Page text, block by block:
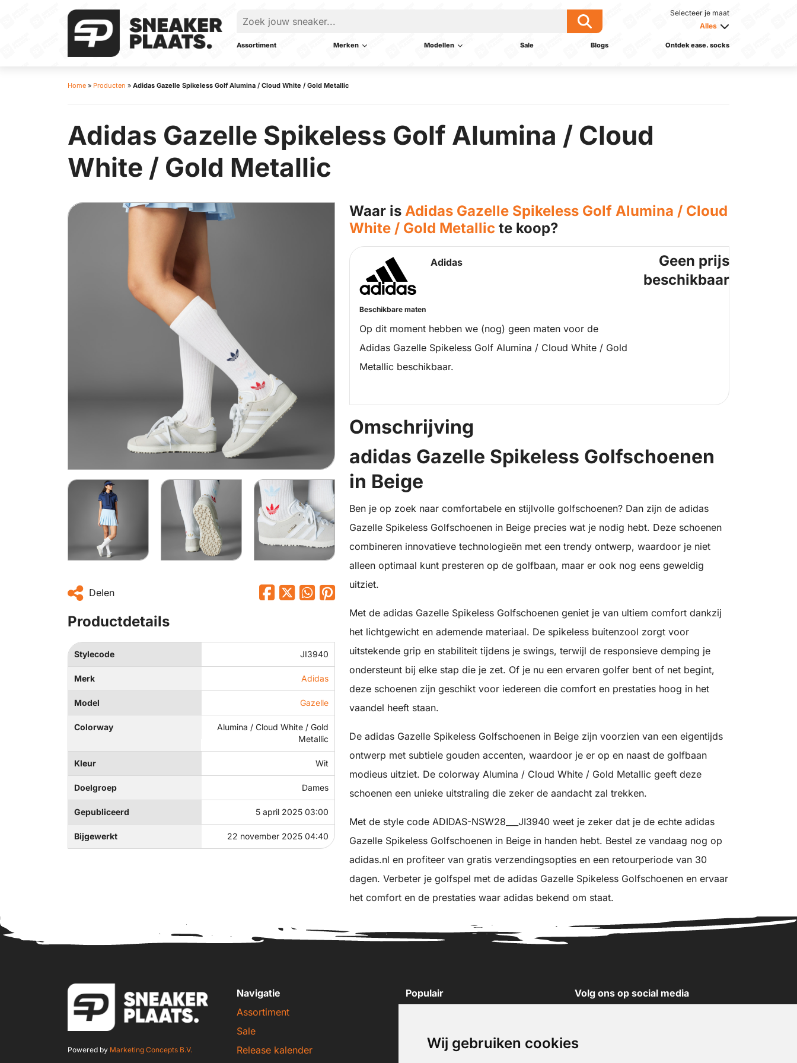
Wij gebruiken cookies
Selecteer je maat
Alles
Assortiment Merken Modellen Sale Blogs Ontdek ease. socks
Home » Producten » Adidas Gazelle Spikeless Golf Alumina / Cloud White / Gold Metallic
Adidas Gazelle Spikeless Golf Alumina / Cloud
White / Gold Metallic
Delen
Productdetails
Stylecode JI3940
Merk Adidas
Model Gazelle
Colorway
Alumina / Cloud White / Gold
Metallic
Kleur Wit
Doelgroep Dames
Gepubliceerd 5 april 2025 03:00
Bijgewerkt 22 november 2025 04:40
Waar is Adidas Gazelle Spikeless Golf Alumina / Cloud
White / Gold Metallic te koop?
Adidas
Beschikbare maten
Op dit moment hebben we (nog) geen maten voor de
Adidas Gazelle Spikeless Golf Alumina / Cloud White / Gold
Metallic beschikbaar.
Geen prijs
beschikbaar
Omschrijving
adidas Gazelle Spikeless Golfschoenen
in Beige
Ben je op zoek naar comfortabele en stijlvolle golfschoenen? Dan zijn de adidas
Gazelle Spikeless Golfschoenen in Beige precies wat je nodig hebt. Deze schoenen
combineren innovatieve technologieën met een trendy ontwerp, waardoor je niet
alleen optimaal kunt presteren op de golfbaan, maar er ook nog eens geweldig
uitziet.
Met de adidas Gazelle Spikeless Golfschoenen geniet je van ultiem comfort dankzij
het lichtgewicht en ademende materiaal. De spikeless buitenzool zorgt voor
uitstekende grip en stabiliteit tijdens je swings, terwijl de responsieve demping je
ondersteunt bij elke stap die je zet. Of je nu een ervaren golfer bent of net begint,
deze schoenen zijn geschikt voor iedereen die comfort en prestaties hoog in het
vaandel heeft staan.
De adidas Gazelle Spikeless Golfschoenen in Beige zijn voorzien van een eigentijds
ontwerp met subtiele gouden accenten, waardoor je er op en naast de golfbaan
modieus uitziet. De colorway Alumina / Cloud White / Gold Metallic geeft deze
schoenen een unieke uitstraling die zeker de aandacht zal trekken.
Met de style code ADIDAS-NSW28___JI3940 weet je zeker dat je de echte adidas
Gazelle Spikeless Golfschoenen in Beige in handen hebt. Bestel ze vandaag nog op
adidas.nl en profiteer van gratis verzendingsopties en een retourperiode van 30
dagen. Verbeter je golfspel met de adidas Gazelle Spikeless Golfschoenen en ervaar
het comfort en de prestaties waar adidas bekend om staat.
Powered by Marketing Concepts B.V.
Navigatie
Assortiment
Sale
Release kalender
Populair
New Balance sneakers
Volg ons op social media